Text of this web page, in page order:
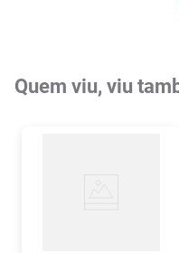
Quem viu, viu